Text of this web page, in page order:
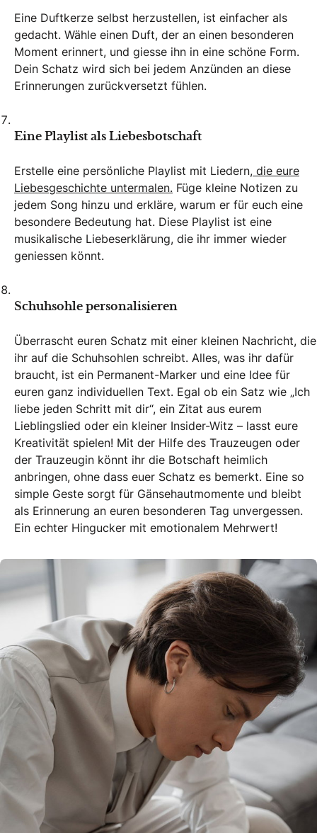
Eine Duftkerze selbst herzustellen, ist einfacher als
gedacht. Wähle einen Duft, der an einen besonderen
Moment erinnert, und giesse ihn in eine schöne Form.
Dein Schatz wird sich bei jedem Anzünden an diese
Erinnerungen zurückversetzt fühlen.
Eine Playlist als Liebesbotschaft
Erstelle eine persönliche Playlist mit Liedern, die eure
Liebesgeschichte untermalen. Füge kleine Notizen zu
jedem Song hinzu und erkläre, warum er für euch eine
besondere Bedeutung hat. Diese Playlist ist eine
musikalische Liebeserklärung, die ihr immer wieder
geniessen könnt.
Schuhsohle personalisieren
Überrascht euren Schatz mit einer kleinen Nachricht, die
ihr auf die Schuhsohlen schreibt. Alles, was ihr dafür
braucht, ist ein Permanent-Marker und eine Idee für
euren ganz individuellen Text. Egal ob ein Satz wie „Ich
liebe jeden Schritt mit dir“, ein Zitat aus eurem
Lieblingslied oder ein kleiner Insider-Witz – lasst eure
Kreativität spielen! Mit der Hilfe des Trauzeugen oder
der Trauzeugin könnt ihr die Botschaft heimlich
anbringen, ohne dass euer Schatz es bemerkt. Eine so
simple Geste sorgt für Gänsehautmomente und bleibt
als Erinnerung an euren besonderen Tag unvergessen.
Ein echter Hingucker mit emotionalem Mehrwert!